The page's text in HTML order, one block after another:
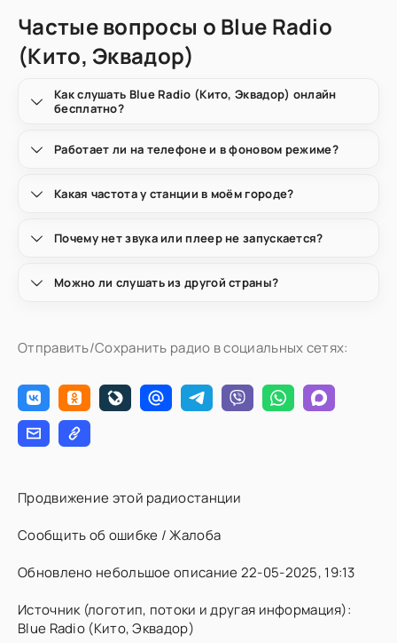
Частые вопросы о Blue Radio
(Кито, Эквадор)
Как слушать Blue Radio (Кито, Эквадор) онлайн
бесплатно?
Работает ли на телефоне и в фоновом режиме?
Какая частота у станции в моём городе?
Почему нет звука или плеер не запускается?
Можно ли слушать из другой страны?
Отправить/Сохранить радио в социальных сетях:
Продвижение этой радиостанции
Сообщить об ошибке / Жалоба
Обновлено небольшое описание 22-05-2025, 19:13
Источник (логотип, потоки и другая информация):
Blue Radio (Кито, Эквадор)